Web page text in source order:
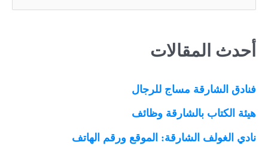
أحدث المقالات
فنادق الشارقة مساج للرجال
هيئة الكتاب بالشارقة وظائف
نادي الغولف الشارقة: الموقع ورقم الهاتف